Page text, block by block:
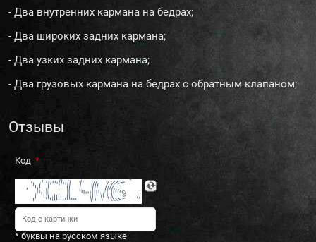
- Два внутренних кармана на бедрах;
- Два широких задних кармана;
- Два узких задних кармана;
- Два грузовых кармана на бедрах с обратным клапаном;
Отзывы
Код
* буквы на русском языке